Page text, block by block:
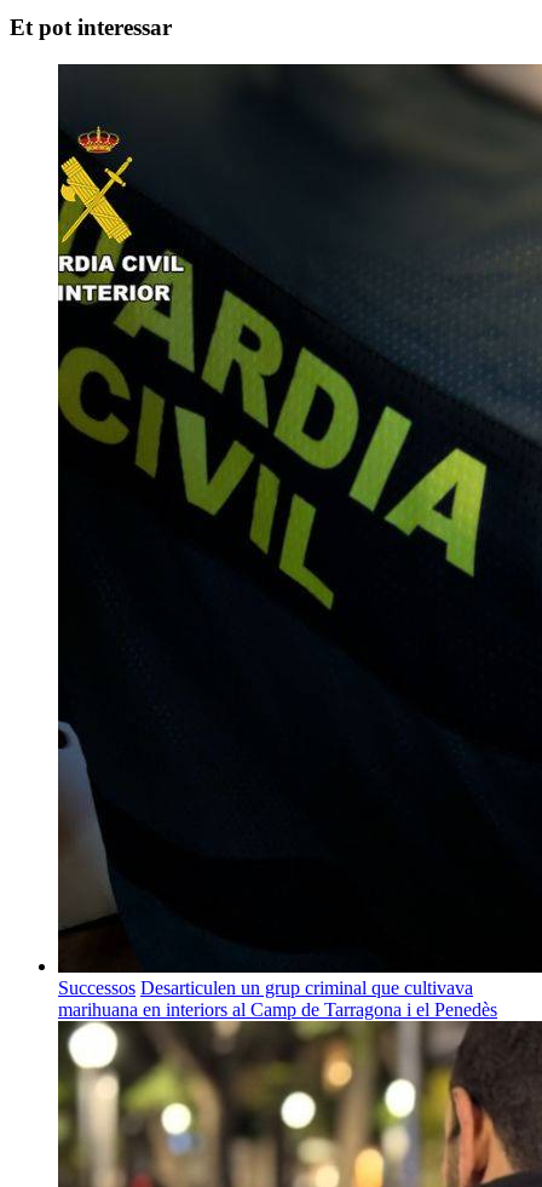
Et pot interessar
Successos Desarticulen un grup criminal que cultivava
marihuana en interiors al Camp de Tarragona i el Penedès